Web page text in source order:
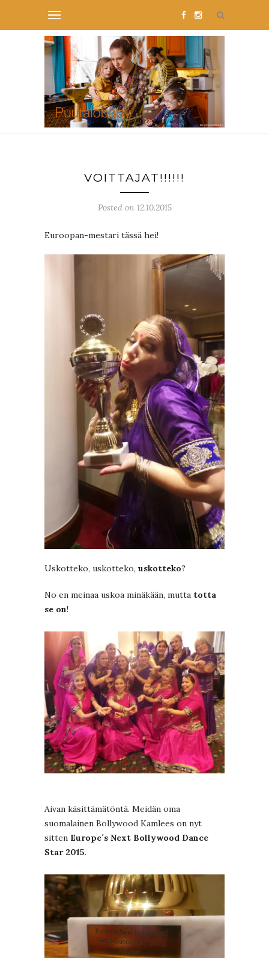
VOITTAJAT!!!!!!
Posted on 12.10.2015
Euroopan-mestari tässä hei!
Uskotteko, uskotteko, uskotteko?
No en meinaa uskoa minäkään, mutta totta
se on!
Aivan käsittämätöntä. Meidän oma
suomalainen Bollywood Kamlees on nyt
sitten Europe´s Next Bollywood Dance
Star 2015.